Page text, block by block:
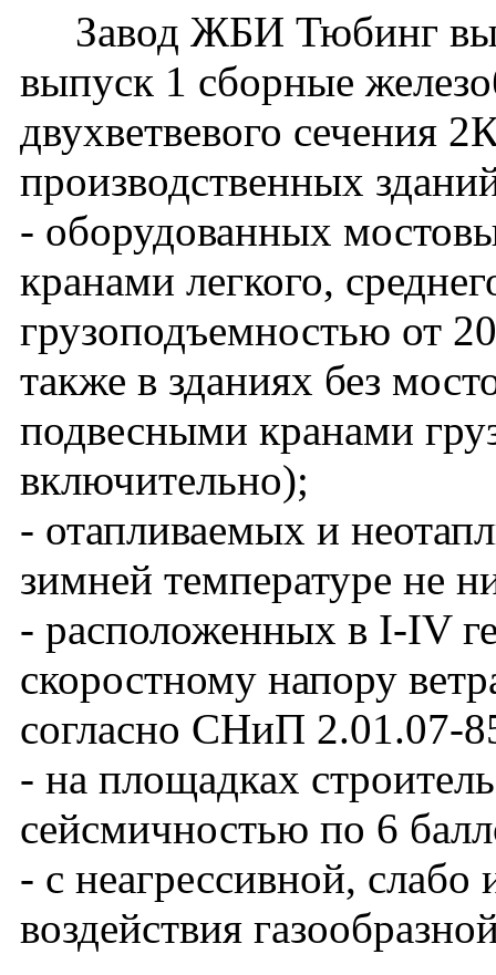
Завод ЖБИ Тюбинг
выпуск 1 сборные
двухветвевого сечения
производственных
- оборудованных
кранами легкого,
грузоподъемностью от
также в зданиях без
подвесными кранами
включительно);
- отапливаемых и
зимней температуре не
- расположенных в I-IV
скоростному напору
согласно СНиП 2.01.07-
- на площадках
сейсмичностью по 6
- с неагрессивной, слабо
воздействия